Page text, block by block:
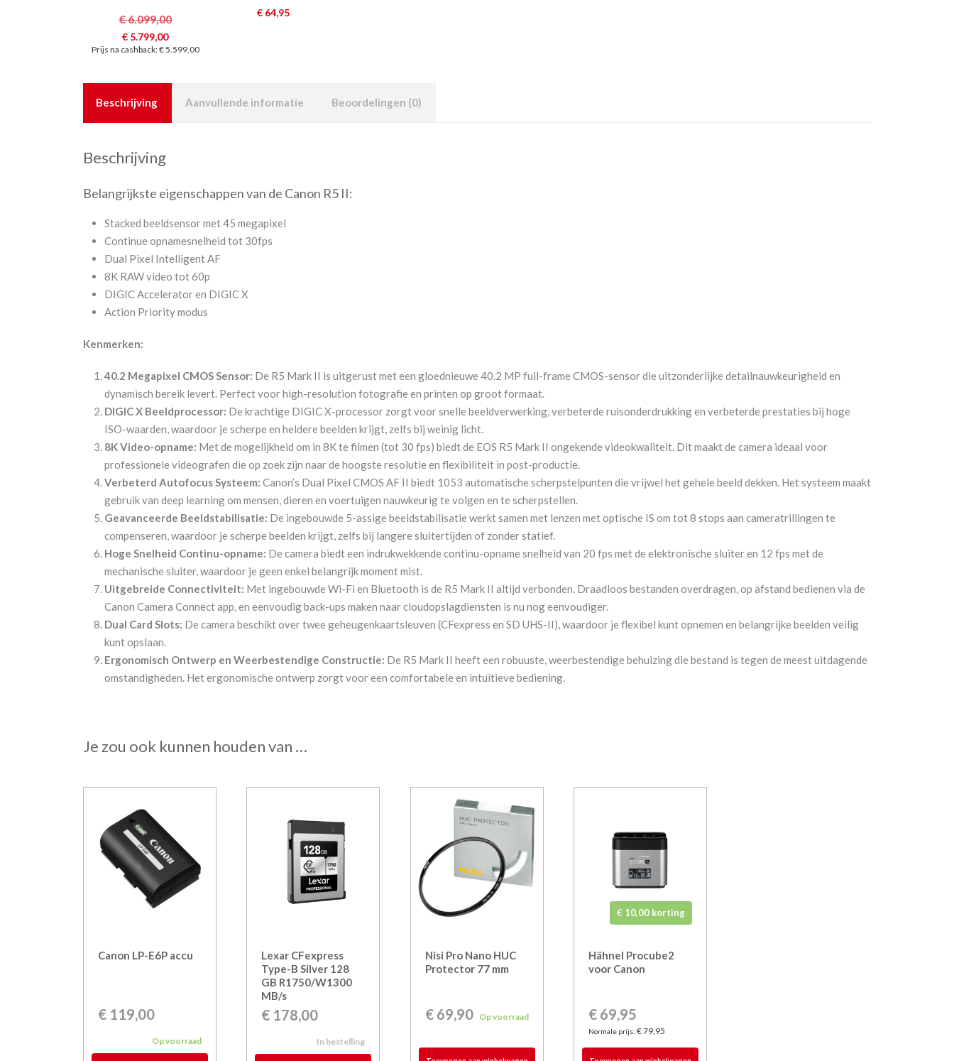
€6.099,00
Oorspronkelijke
prijs
€ 6.099,00.
€ 5.799,00Huidige
prijs
€ 5.799,00.
Prijs na cashback: € 5.599,00
€64,95
Beschrijving Aanvullende informatie Beoordelingen (0)
Beschrijving
Belangrijkste eigenschappen van de Canon R5 II:
Stacked beeldsensor met 45 megapixel
Continue opnamesnelheid tot 30fps
Dual Pixel Intelligent AF
8K RAW video tot 60p
DIGIC Accelerator en DIGIC X
Action Priority modus
Kenmerken:
40.2 Megapixel CMOS Sensor: De R5 Mark II is uitgerust met een gloednieuwe 40.2 MP full-frame CMOS-sensor die uitzonderlijke detailnauwkeurigheid en
dynamisch bereik levert. Perfect voor high-resolution fotografie en printen op groot formaat.
DIGIC X Beeldprocessor: De krachtige DIGIC X-processor zorgt voor snelle beeldverwerking, verbeterde ruisonderdrukking en verbeterde prestaties bij hoge
ISO-waarden, waardoor je scherpe en heldere beelden krijgt, zelfs bij weinig licht.
8K Video-opname: Met de mogelijkheid om in 8K te filmen (tot 30 fps) biedt de EOS R5 Mark II ongekende videokwaliteit. Dit maakt de camera ideaal voor
professionele videografen die op zoek zijn naar de hoogste resolutie en flexibiliteit in post-productie.
Verbeterd Autofocus Systeem: Canon’s Dual Pixel CMOS AF II biedt 1053 automatische scherpstelpunten die vrijwel het gehele beeld dekken. Het systeem maakt
gebruik van deep learning om mensen, dieren en voertuigen nauwkeurig te volgen en te scherpstellen.
Geavanceerde Beeldstabilisatie: De ingebouwde 5-assige beeldstabilisatie werkt samen met lenzen met optische IS om tot 8 stops aan cameratrillingen te
compenseren, waardoor je scherpe beelden krijgt, zelfs bij langere sluitertijden of zonder statief.
Hoge Snelheid Continu-opname: De camera biedt een indrukwekkende continu-opname snelheid van 20 fps met de elektronische sluiter en 12 fps met de
mechanische sluiter, waardoor je geen enkel belangrijk moment mist.
Uitgebreide Connectiviteit: Met ingebouwde Wi-Fi en Bluetooth is de R5 Mark II altijd verbonden. Draadloos bestanden overdragen, op afstand bedienen via de
Canon Camera Connect app, en eenvoudig back-ups maken naar cloudopslagdiensten is nu nog eenvoudiger.
Dual Card Slots: De camera beschikt over twee geheugenkaartsleuven (CFexpress en SD UHS-II), waardoor je flexibel kunt opnemen en belangrijke beelden veilig
kunt opslaan.
Ergonomisch Ontwerp en Weerbestendige Constructie: De R5 Mark II heeft een robuuste, weerbestendige behuizing die bestand is tegen de meest uitdagende
omstandigheden. Het ergonomische ontwerp zorgt voor een comfortabele en intuïtieve bediening.
Je zou ook kunnen houden van …
Canon LP-E6P accu
€ 119,00
Op voorraad
Lexar CFexpress
Type-B Silver 128
GB R1750/W1300
MB/s
€ 178,00
In bestelling
Nisi Pro Nano HUC
Protector 77 mm
€69,90 Op voorraad
Hähnel Procube2
voor Canon
€ 10,00 korting
€ 69,95
Normale prijs: € 79,95